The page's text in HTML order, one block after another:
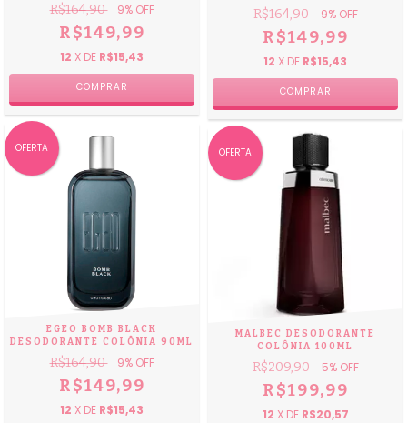
R$164,90 9% OFF
R$149,99
12 X DE R$15,43
R$164,90 9% OFF
R$149,99
12 X DE R$15,43
OFERTA
EGEO BOMB BLACK
DESODORANTE COLÔNIA 90ML
R$164,90 9% OFF
R$149,99
12 X DE R$15,43
OFERTA
MALBEC DESODORANTE
COLÔNIA 100ML
R$209,90 5% OFF
R$199,99
12 X DE R$20,57